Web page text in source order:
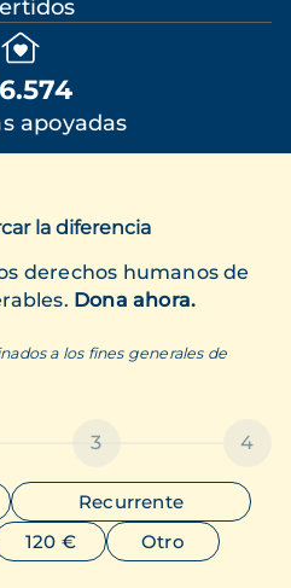
apoyadas
la diferencia
derechos humanos de
Dona ahora.
a los fines generales de
3 4
Recurrente
120 €
Otro